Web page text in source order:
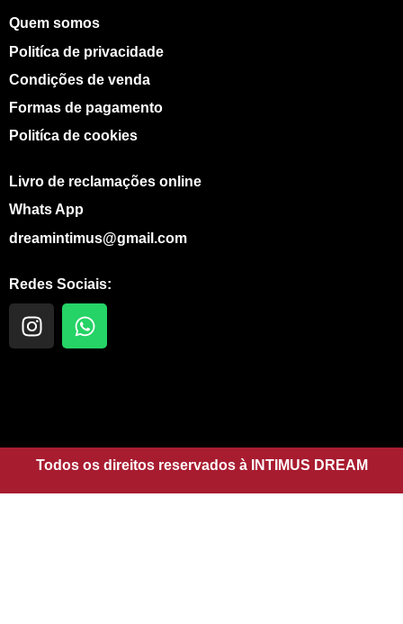
Quem somos
Politíca de privacidade
Condições de venda
Formas de pagamento
Politíca de cookies
Livro de reclamações online
Whats App
dreamintimus@gmail.com
Redes Sociais:
I
n
r
a
m
W
h
p
p
Todos os direitos reservados à INTIMUS DREAM